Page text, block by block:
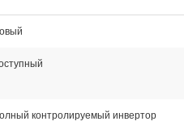
контролируемый инвертор